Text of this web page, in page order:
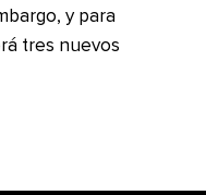
y para
tres nuevos